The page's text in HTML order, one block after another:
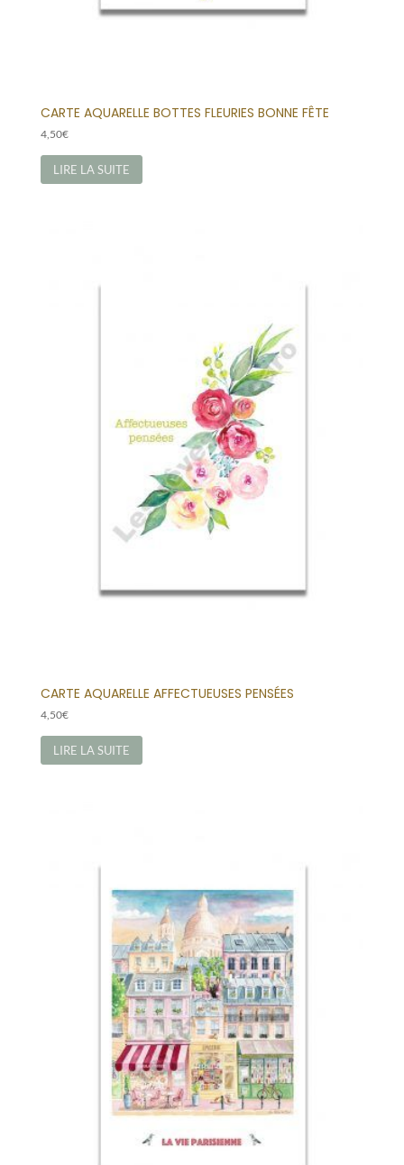
CARTE AQUARELLE BOTTES FLEURIES BONNE FÊTE
4,50€
LIRE LA SUITE
CARTE AQUARELLE AFFECTUEUSES PENSÉES
4,50€
LIRE LA SUITE